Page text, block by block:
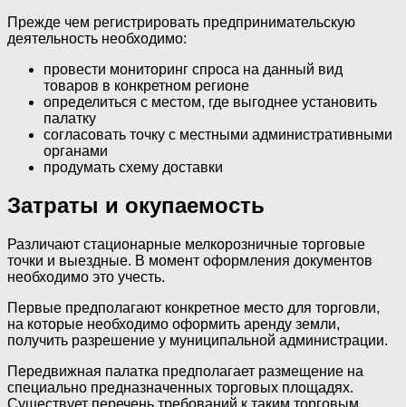
Прежде чем регистрировать предпринимательскую
деятельность необходимо:
провести мониторинг спроса на данный вид
товаров в конкретном регионе
определиться с местом, где выгоднее установить
палатку
согласовать точку с местными административными
органами
продумать схему доставки
Затраты и окупаемость
Различают стационарные мелкорозничные торговые
точки и выездные. В момент оформления документов
необходимо это учесть.
Первые предполагают конкретное место для торговли,
на которые необходимо оформить аренду земли,
получить разрешение у муниципальной администрации.
Передвижная палатка предполагает размещение на
специально предназначенных торговых площадях.